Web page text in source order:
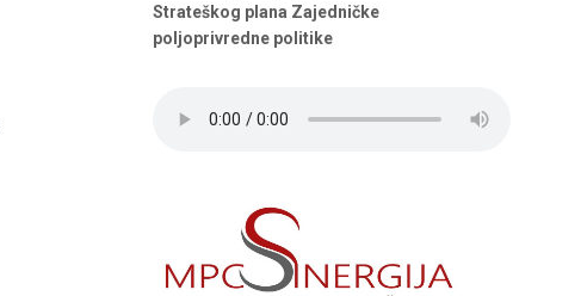
Strateškog plana Zajedničke
poljoprivredne politike